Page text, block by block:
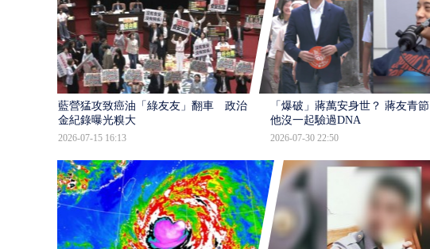
藍營猛攻致癌油「綠友友」翻車 政治獻
金紀錄曝光糗大
2026-07-15 16:13
「爆破」蔣萬安身世？ 蔣友青節
他沒一起驗過DNA
2026-07-30 22:50